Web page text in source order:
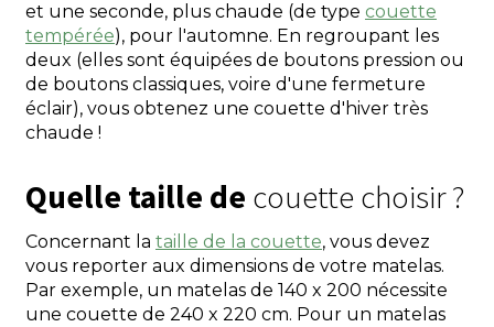
et une seconde, plus chaude (de type couette
tempérée), pour l'automne. En regroupant les
deux (elles sont équipées de boutons pression ou
de boutons classiques, voire d'une fermeture
éclair), vous obtenez une couette d'hiver très
chaude !
Quelle taille de couette choisir ?
Concernant la taille de la couette, vous devez
vous reporter aux dimensions de votre matelas.
Par exemple, un matelas de 140 x 200 nécessite
une couette de 240 x 220 cm. Pour un matelas